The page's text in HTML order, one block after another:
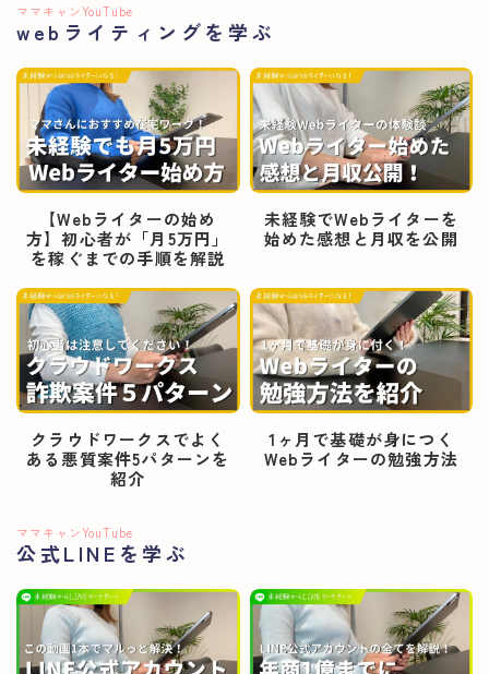
ママキャンYouTube
webライティングを学ぶ
【Webライターの始め
方】初心者が「月5万円」
を稼ぐまでの手順を解説
未経験でWebライターを
始めた感想と月収を公開
クラウドワークスでよく
ある悪質案件5パターンを
紹介
1ヶ月で基礎が身につく
Webライターの勉強方法
ママキャンYouTube
公式LINEを学ぶ